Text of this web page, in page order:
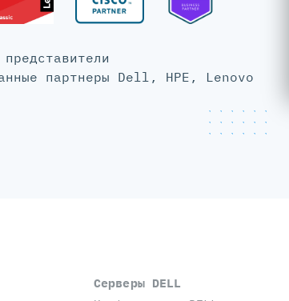
партнеры Dell, HPE, Lenovo
Серверы DELL